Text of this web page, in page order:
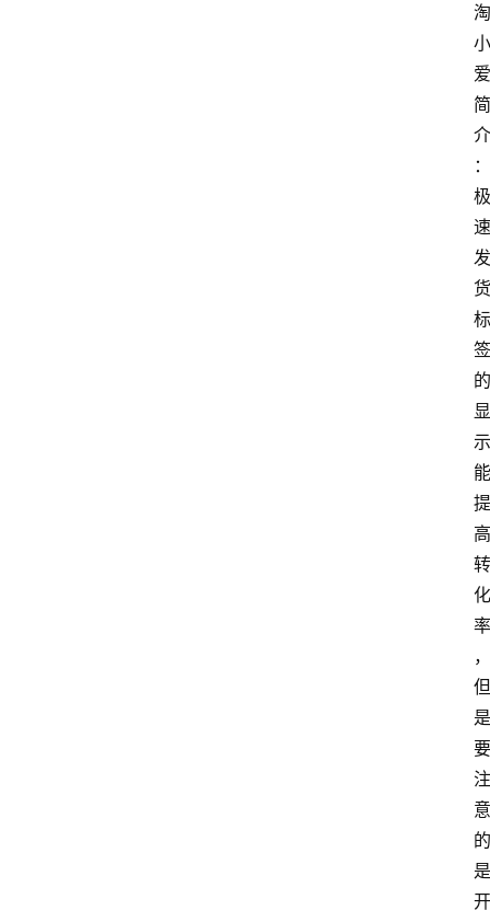
淘
小
爱
简
介
：
极
速
发
货
标
签
的
显
示
能
提
高
转
化
率
，
但
是
要
注
意
的
是
开